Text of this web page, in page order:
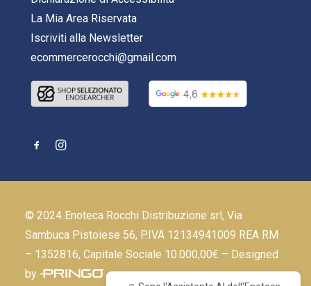
La Mia Area Riservata
Iscriviti alla Newsletter
ecommercerocchi@gmail.com
© 2024 Enoteca Rocchi Distribuzione srl, Via
Sambuca Pistoiese 56, P.IVA 12134941009 REA RM
– 1352816, Capitale Sociale 10.000,00€ – Designed
by